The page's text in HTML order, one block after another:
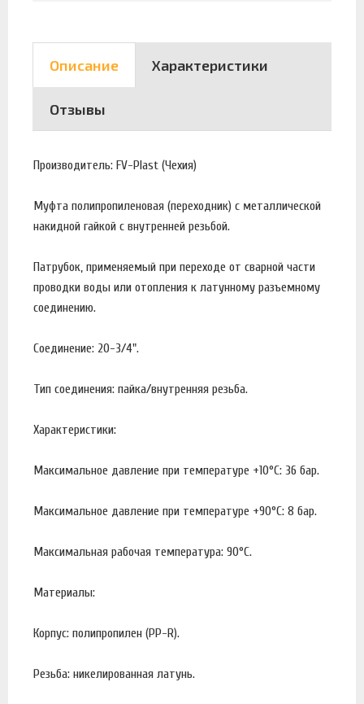
Описание Характеристики
Отзывы
Производитель: FV-Plast (Чехия)
Муфта полипропиленовая (переходник) с металлической
накидной гайкой с внутренней резьбой.
Патрубок, применяемый при переходе от сварной части
проводки воды или отопления к латунному разъемному
соединению.
Соединение: 20-3/4".
Тип соединения: пайка/внутренняя резьба.
Характеристики:
Максимальное давление при температуре +10°С: 36 бар.
Максимальное давление при температуре +90°С: 8 бар.
Максимальная рабочая температура: 90°С.
Материалы:
Корпус: полипропилен (PP-R).
Резьба: никелированная латунь.